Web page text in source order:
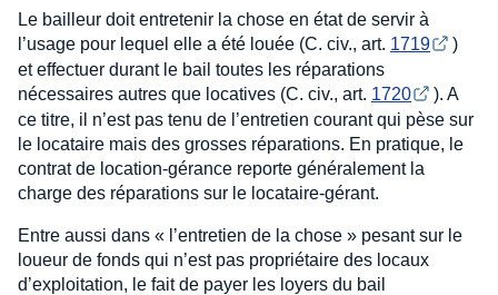
Le bailleur doit entretenir la chose en état de servir à
l’usage pour lequel elle a été louée (C. civ., art. 1719
)
et effectuer durant le bail toutes les réparations
nécessaires autres que locatives (C. civ., art. 1720
). A
ce titre, il n’est pas tenu de l’entretien courant qui pèse sur
le locataire mais des grosses réparations. En pratique, le
contrat de location-gérance reporte généralement la
charge des réparations sur le locataire-gérant.
Entre aussi dans « l’entretien de la chose » pesant sur le
loueur de fonds qui n’est pas propriétaire des locaux
d’exploitation, le fait de payer les loyers du bail